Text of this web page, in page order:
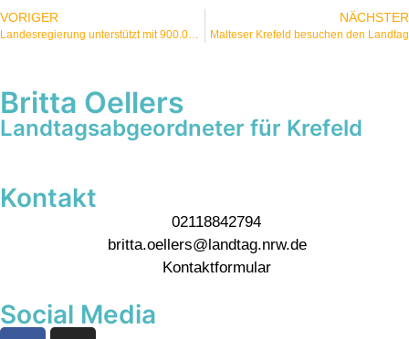
VORIGER NÄCHSTER
Malteser Krefeld besuchen den Landtag
Britta Oellers
Landtagsabgeordneter für Krefeld
Kontakt
02118842794
britta.oellers@landtag.nrw.de
Kontaktformular
Social Media